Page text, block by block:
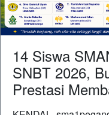
14 Siswa
SNBT 2026,
Prestasi